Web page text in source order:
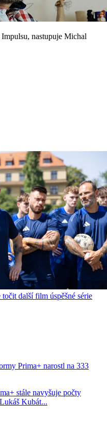
nastupuje Michal
další film úspěšné série
Prima+ narostl na 333
stále navyšuje počty
Kubát...